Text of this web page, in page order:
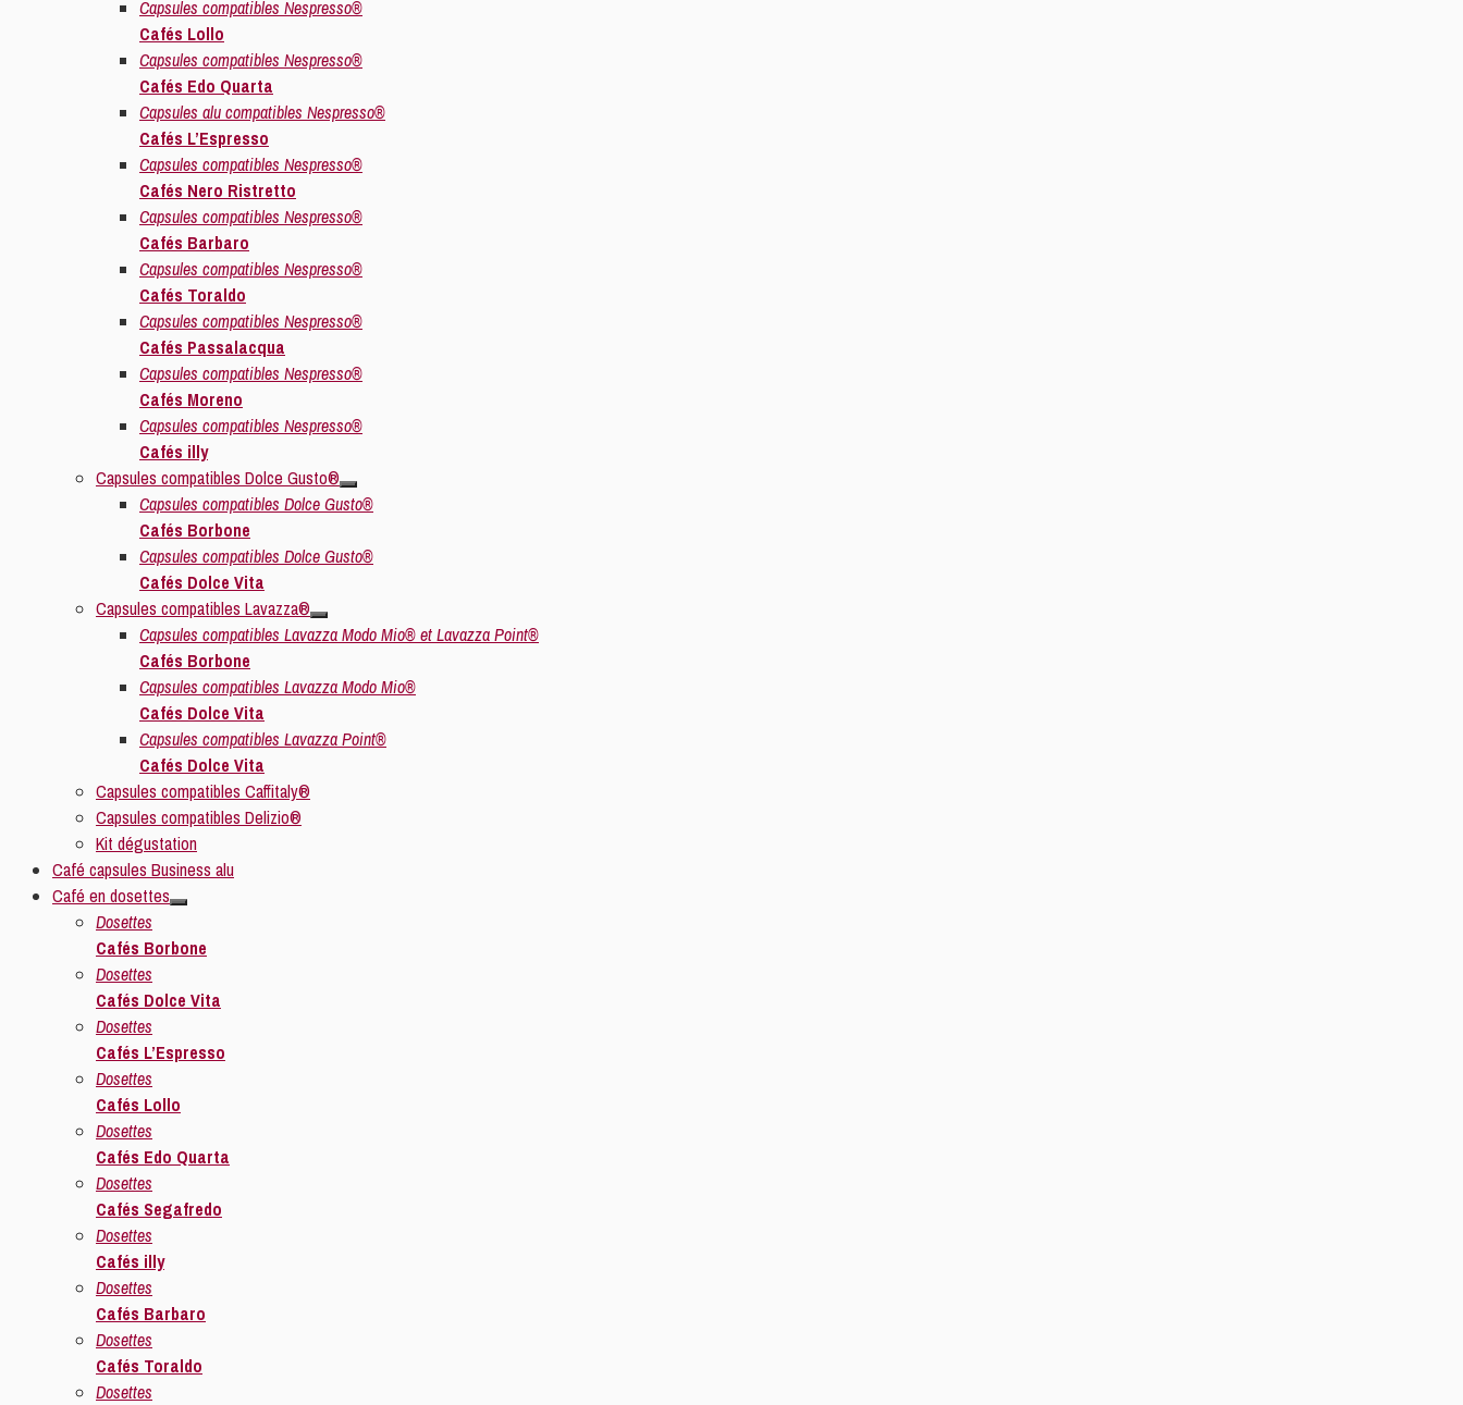
Capsules compatibles Nespresso®
Cafés Lollo
Capsules compatibles Nespresso®
Cafés Edo Quarta
Capsules alu compatibles Nespresso®
Cafés L’Espresso
Capsules compatibles Nespresso®
Cafés Nero Ristretto
Capsules compatibles Nespresso®
Cafés Barbaro
Capsules compatibles Nespresso®
Cafés Toraldo
Capsules compatibles Nespresso®
Cafés Passalacqua
Capsules compatibles Nespresso®
Cafés Moreno
Capsules compatibles Nespresso®
Cafés illy
Capsules compatibles Dolce Gusto®
Capsules compatibles Dolce Gusto®
Cafés Borbone
Capsules compatibles Dolce Gusto®
Cafés Dolce Vita
Capsules compatibles Lavazza®
Capsules compatibles Lavazza Modo Mio® et Lavazza Point®
Cafés Borbone
Capsules compatibles Lavazza Modo Mio®
Cafés Dolce Vita
Capsules compatibles Lavazza Point®
Cafés Dolce Vita
Capsules compatibles Caffitaly®
Capsules compatibles Delizio®
Kit dégustation
Café capsules Business alu
Café en dosettes
Dosettes
Cafés Borbone
Dosettes
Cafés Dolce Vita
Dosettes
Cafés L’Espresso
Dosettes
Cafés Lollo
Dosettes
Cafés Edo Quarta
Dosettes
Cafés Segafredo
Dosettes
Cafés illy
Dosettes
Cafés Barbaro
Dosettes
Cafés Toraldo
Dosettes